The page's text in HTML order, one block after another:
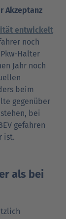
Akzeptanz
entwickelt
noch
Halter
Jahr noch
beim
gegenüber
bei
gefahren
ist.
als bei